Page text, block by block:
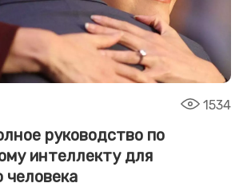
1534
руководство по
интеллекту для
человека